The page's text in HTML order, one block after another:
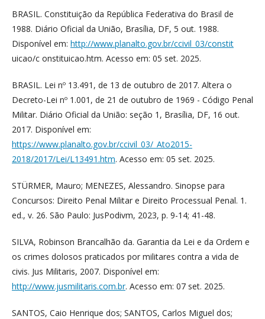
BRASIL. Constituição da República Federativa do Brasil de
1988. Diário Oficial da União, Brasília, DF, 5 out. 1988.
Disponível em: http://www.planalto.gov.br/ccivil_03/constit
uicao/c onstituicao.htm. Acesso em: 05 set. 2025.
BRASIL. Lei nº 13.491, de 13 de outubro de 2017. Altera o
Decreto-Lei nº 1.001, de 21 de outubro de 1969 - Código Penal
Militar. Diário Oficial da União: seção 1, Brasília, DF, 16 out.
2017. Disponível em:
https://www.planalto.gov.br/ccivil_03/_Ato2015-
2018/2017/Lei/L13491.htm. Acesso em: 05 set. 2025.
STÜRMER, Mauro; MENEZES, Alessandro. Sinopse para
Concursos: Direito Penal Militar e Direito Processual Penal. 1.
ed., v. 26. São Paulo: JusPodivm, 2023, p. 9-14; 41-48.
SILVA, Robinson Brancalhão da. Garantia da Lei e da Ordem e
os crimes dolosos praticados por militares contra a vida de
civis. Jus Militaris, 2007. Disponível em:
http://www.jusmilitaris.com.br. Acesso em: 07 set. 2025.
SANTOS, Caio Henrique dos; SANTOS, Carlos Miguel dos;